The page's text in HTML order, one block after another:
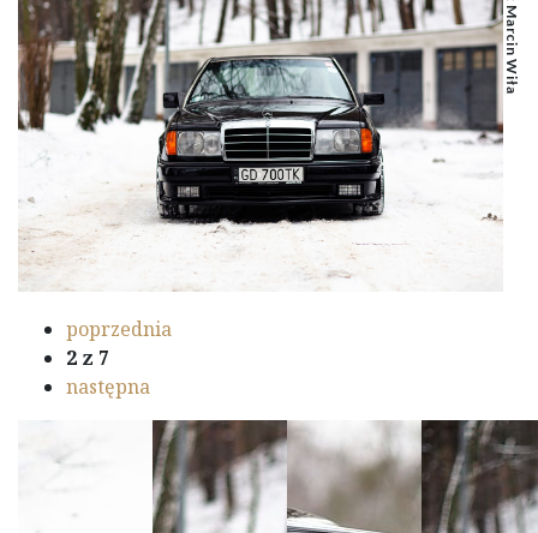
Marcin Wiła
poprzednia
2 z 7
następna